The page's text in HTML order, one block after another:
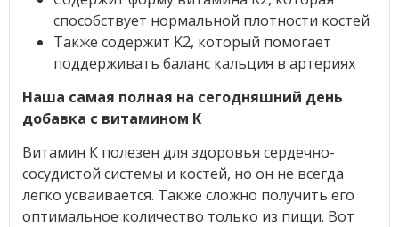
способствует нормальной плотности костей
Также содержит K2, который помогает
поддерживать баланс кальция в артериях
Наша самая полная на сегодняшний день
добавка с витамином К
Витамин К полезен для здоровья сердечно-
сосудистой системы и костей, но он не всегда
легко усваивается. Также сложно получить его
оптимальное количество только из пищи. Вот